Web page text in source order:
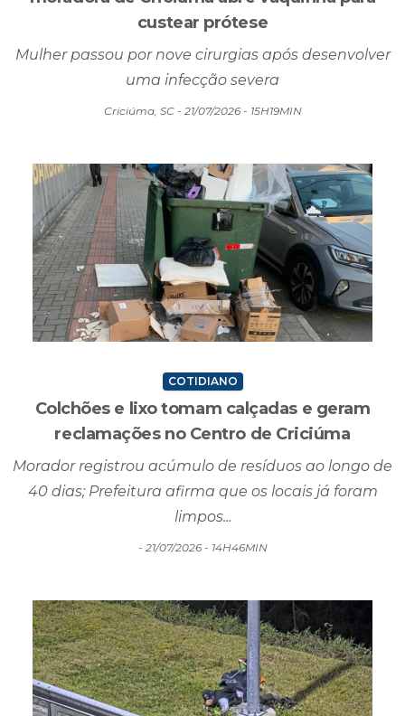
custear prótese
Mulher passou por nove cirurgias após desenvolver
uma infecção severa
Criciúma, SC - 21/07/2026 - 15H19MIN
COTIDIANO
Colchões e lixo tomam calçadas e geram
reclamações no Centro de Criciúma
Morador registrou acúmulo de resíduos ao longo de
40 dias; Prefeitura afirma que os locais já foram
limpos...
- 21/07/2026 - 14H46MIN